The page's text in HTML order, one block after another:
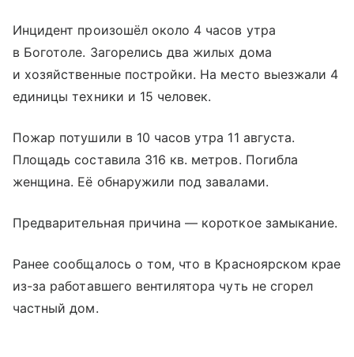
Инцидент произошёл около 4 часов утра
в Боготоле. Загорелись два жилых дома
и хозяйственные постройки. На место выезжали 4
единицы техники и 15 человек.
Пожар потушили в 10 часов утра 11 августа.
Площадь составила 316 кв. метров. Погибла
женщина. Её обнаружили под завалами.
Предварительная причина — короткое замыкание.
Ранее сообщалось о том, что в Красноярском крае
из-за работавшего вентилятора чуть не сгорел
частный дом.